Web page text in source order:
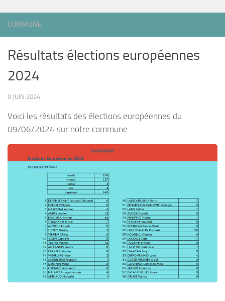
COMMUNE
Résultats élections européennes
2024
9 JUIN 2024
Voici les résultats des élections européennes du
09/06/2024 sur notre commune.